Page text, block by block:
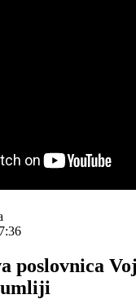
poslovnica